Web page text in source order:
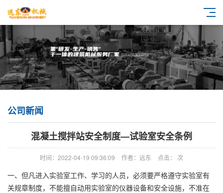
公司新闻
混凝土搅拌站安全制度—试验室安全条例
时间：2022-04-19 09:36:09 作者：远东 点击： 次
一、但凡进入实验室工作、学习的人员，必须要严格遵守实验室有
关规章制度，不能擅自动用实验室的仪器设备和安全设施，不准在